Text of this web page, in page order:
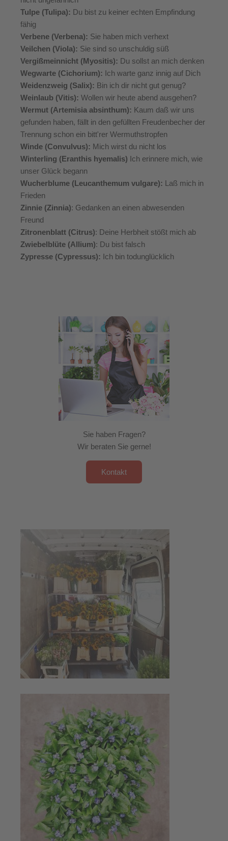
Tulpe (Tulipa): Du bist zu keiner echten Empfindung
fähig
Verbene (Verbena): Sie haben mich verhext
Veilchen (Viola): Sie sind so unschuldig süß
Vergißmeinnicht (Myositis): Du sollst an mich denken
Wegwarte (Cichorium): Ich warte ganz innig auf Dich
Weidenzweig (Salix): Bin ich dir nicht gut genug?
Weinlaub (Vitis): Wollen wir heute abend ausgehen?
Wermut (Artemisia absinthum): Kaum daß wir uns
gefunden haben, fällt in den gefüllten Freudenbecher der
Trennung schon ein bitt'rer Wermuthstropfen
Winde (Convulvus): Mich wirst du nicht los
Winterling (Eranthis hyemalis) Ich erinnere mich, wie
unser Glück begann
Wucherblume (Leucanthemum vulgare): Laß mich in
Frieden
Zinnie (Zinnia): Gedanken an einen abwesenden
Freund
Zitronenblatt (Citrus): Deine Herbheit stößt mich ab
Zwiebelblüte (Allium): Du bist falsch
Zypresse (Cypressus): Ich bin todunglücklich
Sie haben Fragen?
Wir beraten Sie gerne!
Kontakt
Mehr bei Instagram
Mehr bei Instagram